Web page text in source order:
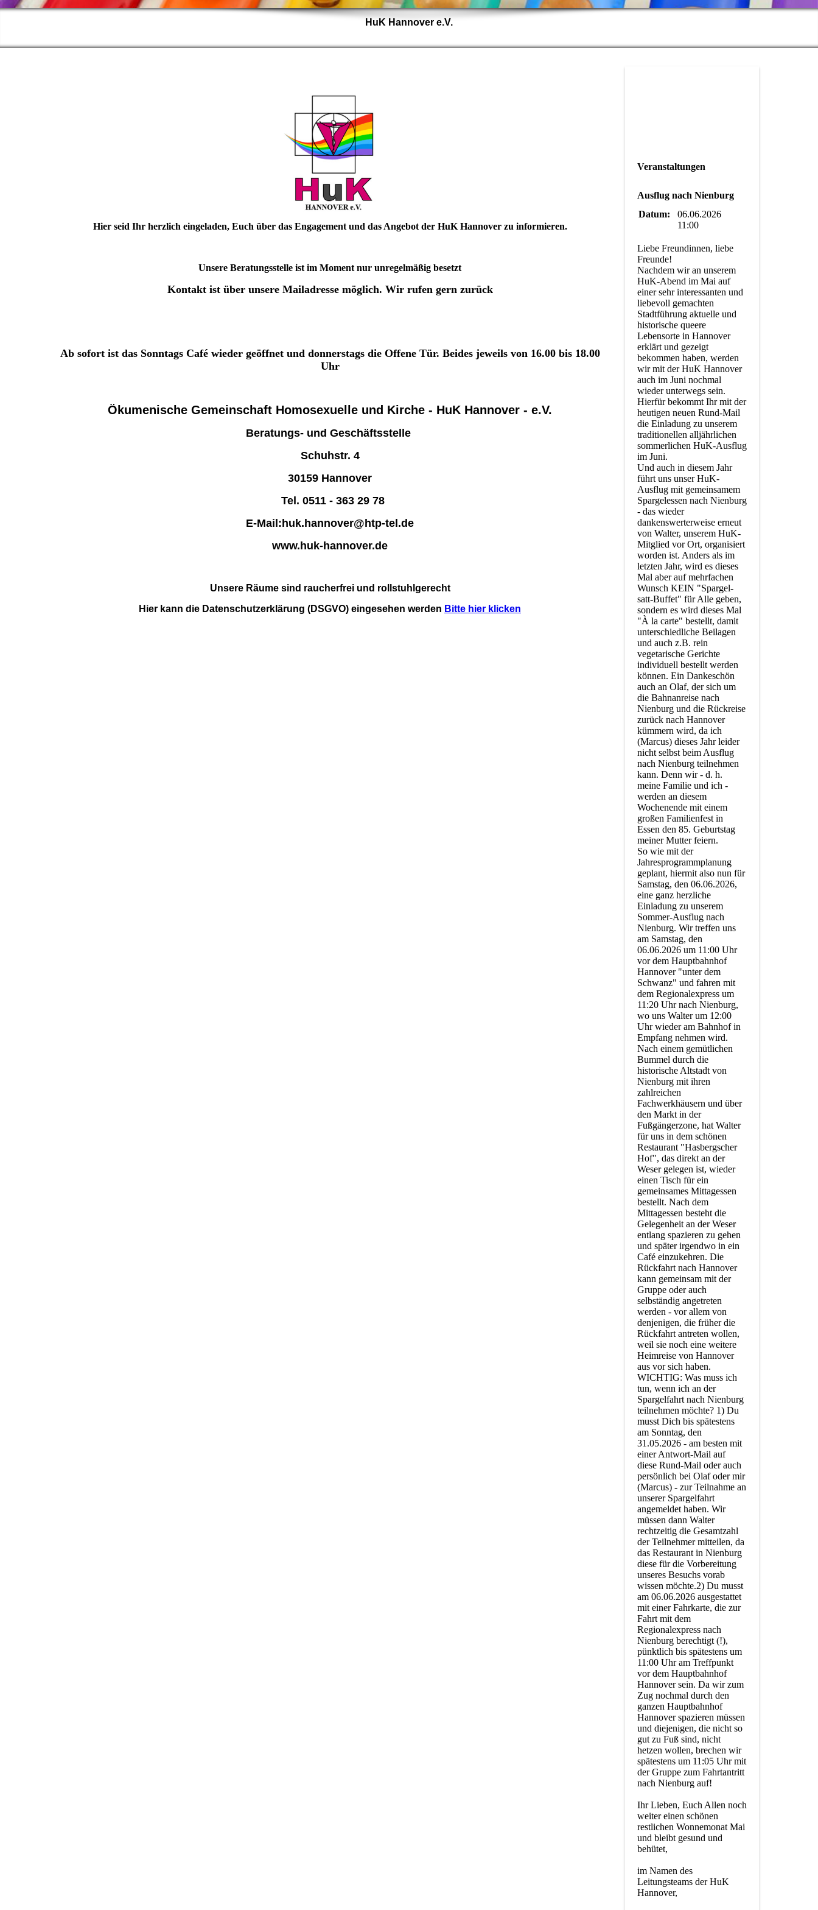
HuK Hannover e.V.
Hier seid Ihr herzlich eingeladen, Euch über das Engagement und das Angebot der HuK Hannover zu informieren.
Unsere Beratungsstelle ist im Moment nur unregelmäßig besetzt
Kontakt ist über unsere Mailadresse möglich. Wir rufen gern zurück
Ab sofort ist das Sonntags Café wieder geöffnet und donnerstags die Offene Tür. Beides jeweils von 16.00 bis 18.00
Uhr
Ökumenische Gemeinschaft Homosexuelle und Kirche - HuK Hannover - e.V.
Beratungs- und Geschäftsstelle
Schuhstr. 4
30159 Hannover
Tel. 0511 - 363 29 78
E-Mail:huk.hannover@htp-tel.de
www.huk-hannover.de
Unsere Räume sind raucherfrei und rollstuhlgerecht
Hier kann die Datenschutzerklärung (DSGVO) eingesehen werden Bitte hier klicken
Veranstaltungen
Ausflug nach Nienburg
Datum:
06.06.2026
11:00
Liebe Freundinnen, liebe
Freunde!
Nachdem wir an unserem
HuK-Abend im Mai auf
einer sehr interessanten und
liebevoll gemachten
Stadtführung aktuelle und
historische queere
Lebensorte in Hannover
erklärt und gezeigt
bekommen haben, werden
wir mit der HuK Hannover
auch im Juni nochmal
wieder unterwegs sein.
Hierfür bekommt Ihr mit der
heutigen neuen Rund-Mail
die Einladung zu unserem
traditionellen alljährlichen
sommerlichen HuK-Ausflug
im Juni.
Und auch in diesem Jahr
führt uns unser HuK-
Ausflug mit gemeinsamem
Spargelessen nach Nienburg
- das wieder
dankenswerterweise erneut
von Walter, unserem HuK-
Mitglied vor Ort, organisiert
worden ist. Anders als im
letzten Jahr, wird es dieses
Mal aber auf mehrfachen
Wunsch KEIN "Spargel-
satt-Buffet" für Alle geben,
sondern es wird dieses Mal
"À la carte" bestellt, damit
unterschiedliche Beilagen
und auch z.B. rein
vegetarische Gerichte
individuell bestellt werden
können. Ein Dankeschön
auch an Olaf, der sich um
die Bahnanreise nach
Nienburg und die Rückreise
zurück nach Hannover
kümmern wird, da ich
(Marcus) dieses Jahr leider
nicht selbst beim Ausflug
nach Nienburg teilnehmen
kann. Denn wir - d. h.
meine Familie und ich -
werden an diesem
Wochenende mit einem
großen Familienfest in
Essen den 85. Geburtstag
meiner Mutter feiern.
So wie mit der
Jahresprogrammplanung
geplant, hiermit also nun für
Samstag, den 06.06.2026,
eine ganz herzliche
Einladung zu unserem
Sommer-Ausflug nach
Nienburg. Wir treffen uns
am Samstag, den
06.06.2026 um 11:00 Uhr
vor dem Hauptbahnhof
Hannover "unter dem
Schwanz" und fahren mit
dem Regionalexpress um
11:20 Uhr nach Nienburg,
wo uns Walter um 12:00
Uhr wieder am Bahnhof in
Empfang nehmen wird.
Nach einem gemütlichen
Bummel durch die
historische Altstadt von
Nienburg mit ihren
zahlreichen
Fachwerkhäusern und über
den Markt in der
Fußgängerzone, hat Walter
für uns in dem schönen
Restaurant "Hasbergscher
Hof", das direkt an der
Weser gelegen ist, wieder
einen Tisch für ein
gemeinsames Mittagessen
bestellt. Nach dem
Mittagessen besteht die
Gelegenheit an der Weser
entlang spazieren zu gehen
und später irgendwo in ein
Café einzukehren. Die
Rückfahrt nach Hannover
kann gemeinsam mit der
Gruppe oder auch
selbständig angetreten
werden - vor allem von
denjenigen, die früher die
Rückfahrt antreten wollen,
weil sie noch eine weitere
Heimreise von Hannover
aus vor sich haben.
WICHTIG: Was muss ich
tun, wenn ich an der
Spargelfahrt nach Nienburg
teilnehmen möchte? 1) Du
musst Dich bis spätestens
am Sonntag, den
31.05.2026 - am besten mit
einer Antwort-Mail auf
diese Rund-Mail oder auch
persönlich bei Olaf oder mir
(Marcus) - zur Teilnahme an
unserer Spargelfahrt
angemeldet haben. Wir
müssen dann Walter
rechtzeitig die Gesamtzahl
der Teilnehmer mitteilen, da
das Restaurant in Nienburg
diese für die Vorbereitung
unseres Besuchs vorab
wissen möchte.2) Du musst
am 06.06.2026 ausgestattet
mit einer Fahrkarte, die zur
Fahrt mit dem
Regionalexpress nach
Nienburg berechtigt (!),
pünktlich bis spätestens um
11:00 Uhr am Treffpunkt
vor dem Hauptbahnhof
Hannover sein. Da wir zum
Zug nochmal durch den
ganzen Hauptbahnhof
Hannover spazieren müssen
und diejenigen, die nicht so
gut zu Fuß sind, nicht
hetzen wollen, brechen wir
spätestens um 11:05 Uhr mit
der Gruppe zum Fahrtantritt
nach Nienburg auf!
Ihr Lieben, Euch Allen noch
weiter einen schönen
restlichen Wonnemonat Mai
und bleibt gesund und
behütet,
im Namen des
Leitungsteams der HuK
Hannover,